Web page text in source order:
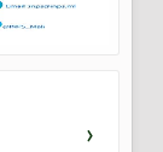
›